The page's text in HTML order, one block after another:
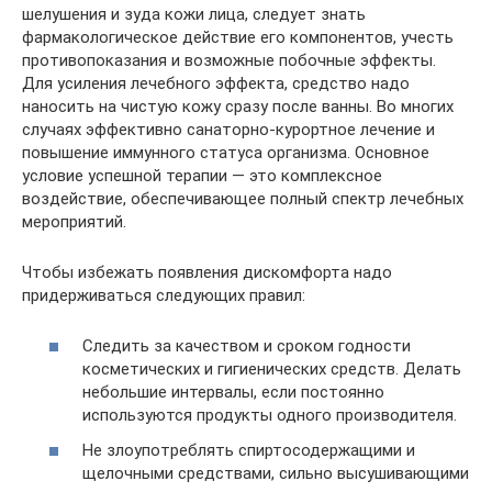
шелушения и зуда кожи лица, следует знать
фармакологическое действие его компонентов, учесть
противопоказания и возможные побочные эффекты.
Для усиления лечебного эффекта, средство надо
наносить на чистую кожу сразу после ванны. Во многих
случаях эффективно санаторно-курортное лечение и
повышение иммунного статуса организма. Основное
условие успешной терапии — это комплексное
воздействие, обеспечивающее полный спектр лечебных
мероприятий.
Чтобы избежать появления дискомфорта надо
придерживаться следующих правил:
Следить за качеством и сроком годности
косметических и гигиенических средств. Делать
небольшие интервалы, если постоянно
используются продукты одного производителя.
Не злоупотреблять спиртосодержащими и
щелочными средствами, сильно высушивающими